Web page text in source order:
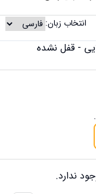
انتخاب زبان:
طلایی - قفل نشده
ندارد.